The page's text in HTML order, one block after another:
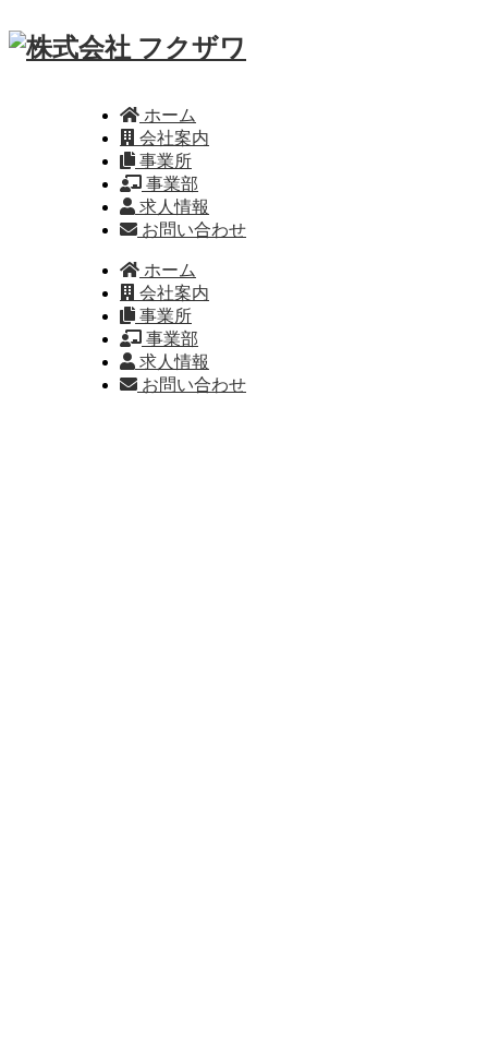
ホーム
会社案内
事業所
事業部
求人情報
お問い合わせ
ホーム
会社案内
事業所
事業部
求人情報
お問い合わせ